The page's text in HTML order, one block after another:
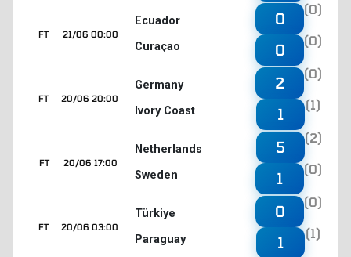
21/06 00:00
FT
Ecuador
Curaçao
0
(0)
0
(0)
20/06 20:00
FT
Germany
Ivory Coast
2
(0)
1
(1)
20/06 17:00
FT
Netherlands
Sweden
5
(2)
1
(0)
20/06 03:00
FT
Türkiye
Paraguay
0
(0)
1
(1)